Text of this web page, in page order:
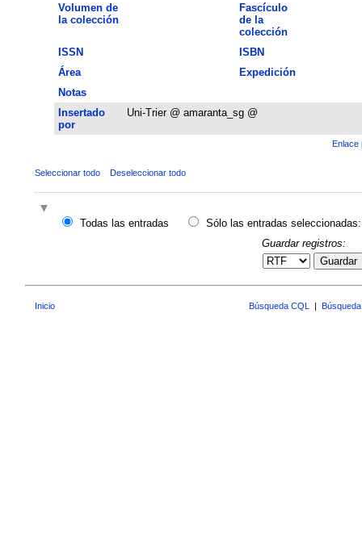
Volumen de
la colección
Fascículo
de la
colección
ISSN
ISBN
Área
Expedición
Notas
Insertado
por
Uni-Trier @ amaranta_sg @
Enlace
Seleccionar todo Deseleccionar todo
Todas las entradas
Sólo las entradas seleccionadas:
Guardar registros:
Guardar
Inicio Búsqueda CQL